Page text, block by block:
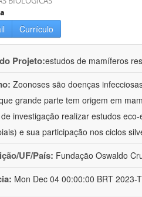
Currículo
Projeto:estudos de mamíferos
Zoonoses são doenças
grande parte tem origem em
investigação realizar estudos
e sua participação nos ciclos
UF/País: Fundação Oswaldo
Mon Dec 04 00:00:00 BRT 2023-